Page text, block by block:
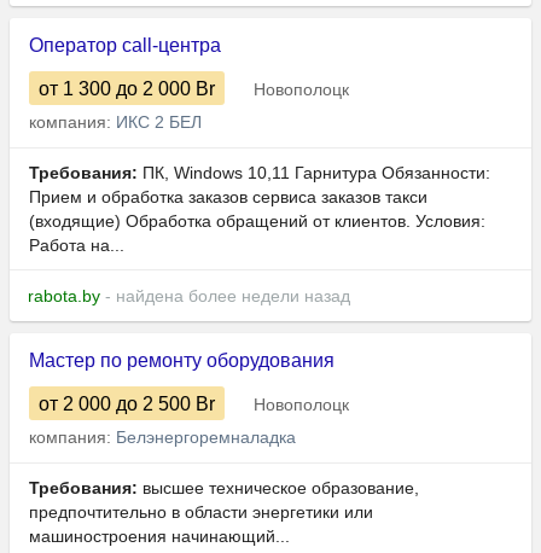
Оператор call-центра
от 1 300 до 2 000 Br
Новополоцк
компания: ИКС 2 БЕЛ
Требования: ПК, Windows 10,11 Гарнитура Обязанности:
Прием и обработка заказов сервиса заказов такси
(входящие) Обработка обращений от клиентов. Условия:
Работа на...
rabota.by - найдена более недели назад
Мастер по ремонту оборудования
от 2 000 до 2 500 Br
Новополоцк
компания: Белэнергоремналадка
Требования: высшее техническое образование,
предпочтительно в области энергетики или
машиностроения начинающий...